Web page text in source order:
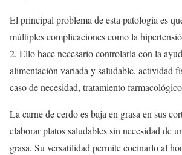
El principal problema de esta patología es
múltiples complicaciones como la
2. Ello hace necesario controlarla con la
alimentación variada y saludable, actividad
caso de necesidad, tratamiento
La carne de cerdo es baja en grasa en sus
elaborar platos saludables sin necesidad de
grasa. Su versatilidad permite cocinarlo al